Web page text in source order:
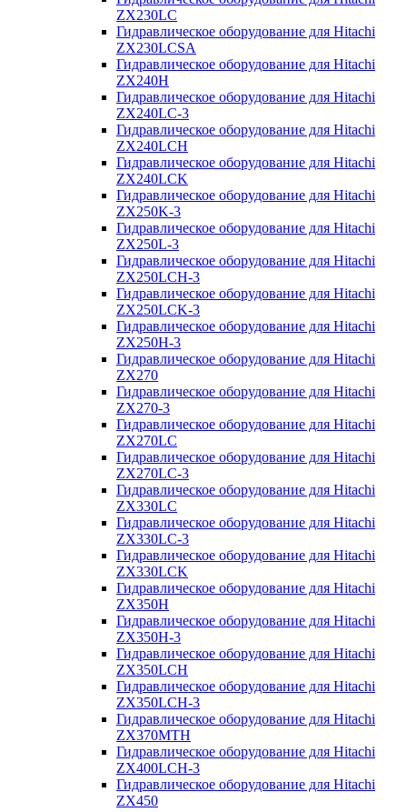
ZX230LC
Гидравлическое оборудование для Hitachi
ZX230LCSA
Гидравлическое оборудование для Hitachi
ZX240H
Гидравлическое оборудование для Hitachi
ZX240LC-3
Гидравлическое оборудование для Hitachi
ZX240LCH
Гидравлическое оборудование для Hitachi
ZX240LCK
Гидравлическое оборудование для Hitachi
ZX250K-3
Гидравлическое оборудование для Hitachi
ZX250L-3
Гидравлическое оборудование для Hitachi
ZX250LCH-3
Гидравлическое оборудование для Hitachi
ZX250LCK-3
Гидравлическое оборудование для Hitachi
ZX250Н-3
Гидравлическое оборудование для Hitachi
ZX270
Гидравлическое оборудование для Hitachi
ZX270-3
Гидравлическое оборудование для Hitachi
ZX270LC
Гидравлическое оборудование для Hitachi
ZX270LC-3
Гидравлическое оборудование для Hitachi
ZX330LC
Гидравлическое оборудование для Hitachi
ZX330LC-3
Гидравлическое оборудование для Hitachi
ZX330LCK
Гидравлическое оборудование для Hitachi
ZX350H
Гидравлическое оборудование для Hitachi
ZX350H-3
Гидравлическое оборудование для Hitachi
ZX350LCH
Гидравлическое оборудование для Hitachi
ZX350LCH-3
Гидравлическое оборудование для Hitachi
ZX370MTH
Гидравлическое оборудование для Hitachi
ZX400LCH-3
Гидравлическое оборудование для Hitachi
ZX450